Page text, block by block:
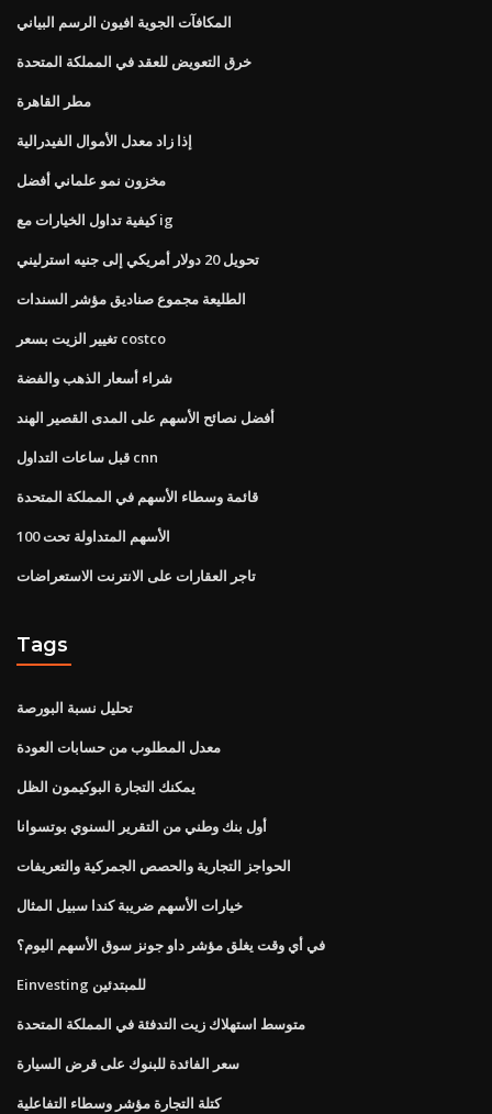
المكافآت الجوية افيون الرسم البياني
خرق التعويض للعقد في المملكة المتحدة
مطر القاهرة
إذا زاد معدل الأموال الفيدرالية
مخزون نمو علماني أفضل
كيفية تداول الخيارات مع ig
تحويل 20 دولار أمريكي إلى جنيه استرليني
الطليعة مجموع صناديق مؤشر السندات
تغيير الزيت بسعر costco
شراء أسعار الذهب والفضة
أفضل نصائح الأسهم على المدى القصير الهند
قبل ساعات التداول cnn
قائمة وسطاء الأسهم في المملكة المتحدة
الأسهم المتداولة تحت 100
تاجر العقارات على الانترنت الاستعراضات
Tags
تحليل نسبة البورصة
معدل المطلوب من حسابات العودة
يمكنك التجارة البوكيمون الظل
أول بنك وطني من التقرير السنوي بوتسوانا
الحواجز التجارية والحصص الجمركية والتعريفات
خيارات الأسهم ضريبة كندا سبيل المثال
في أي وقت يغلق مؤشر داو جونز سوق الأسهم اليوم؟
Einvesting للمبتدئين
متوسط ​​استهلاك زيت التدفئة في المملكة المتحدة
سعر الفائدة للبنوك على قرض السيارة
كتلة التجارة مؤشر وسطاء التفاعلية